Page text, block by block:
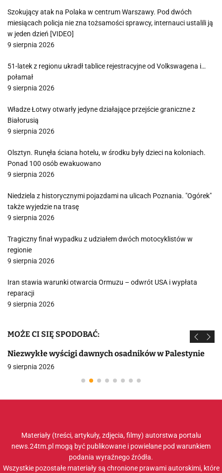
Szokujący atak na Polaka w centrum Warszawy. Pod dwóch
miesiącach policja nie zna tożsamości sprawcy, internauci ustalili ją
w jeden dzień [VIDEO]
9 sierpnia 2026
51-latek z regionu ukradł tablice rejestracyjne od Volkswagena i…
połamał
9 sierpnia 2026
Władze Łotwy otwarły jedyne działające przejście graniczne z
Białorusią
9 sierpnia 2026
Olsztyn. Runęła ściana hotelu, w środku były dzieci na koloniach.
Ponad 100 osób ewakuowano
9 sierpnia 2026
Niedziela z historycznymi pojazdami na ulicach Poznania. "Ogórek"
także wyjedzie na trasę
9 sierpnia 2026
Tragiczny finał wypadku z udziałem dwóch motocyklistów w
regionie
9 sierpnia 2026
Iran stawia warunki otwarcia Ormuzu – odwrót USA i wypłata
reparacji
9 sierpnia 2026
MOŻE CI SIĘ SPODOBAĆ:
Niezwykłe wyścigi dawnych osadników w Palestynie
9 sierpnia 2026
Materiały (treści, artykuły, zdjęcia, filmy) autorstwa portalu
news.24tm.pl mogą być publikowane i powielane pod warunkiem
podania wyraźnego źródła.
Wszystkie pozostałe materiały są chronione prawami autorskimi, które